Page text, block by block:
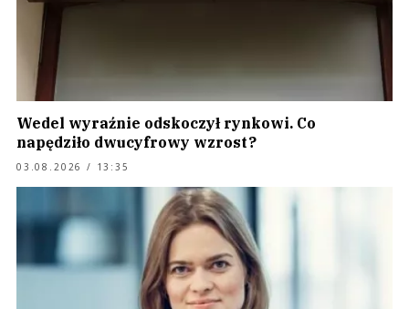
Wedel wyraźnie odskoczył rynkowi. Co
napędziło dwucyfrowy wzrost?
03.08.2026 / 13:35